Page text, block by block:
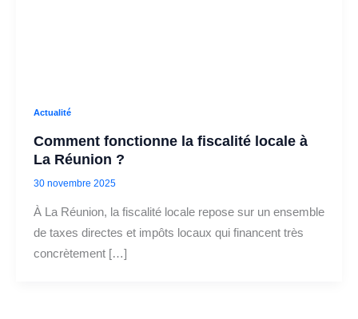
Actualité
Comment fonctionne la fiscalité locale à
La Réunion ?
30 novembre 2025
À La Réunion, la fiscalité locale repose sur un ensemble
de taxes directes et impôts locaux qui financent très
concrètement […]